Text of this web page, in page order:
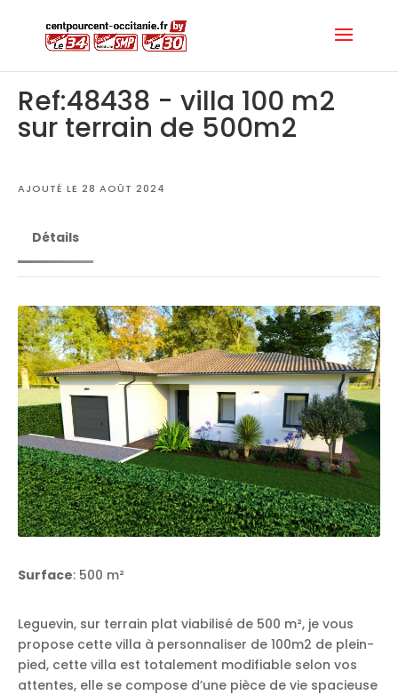
Ref:48438 - villa 100 m2
sur terrain de 500m2
AJOUTÉ LE 28 AOÛT 2024
Détails
Surface: 500 m²
Leguevin, sur terrain plat viabilisé de 500 m², je vous
propose cette villa à personnaliser de 100m2 de plein-
pied, cette villa est totalement modifiable selon vos
attentes, elle se compose d’une pièce de vie spacieuse